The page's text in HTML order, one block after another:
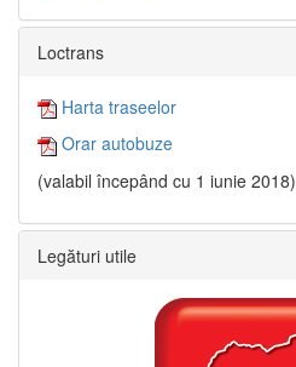
Loctrans
Harta traseelor
Orar autobuze
(valabil începând cu 1 iunie 2018)
Legături utile